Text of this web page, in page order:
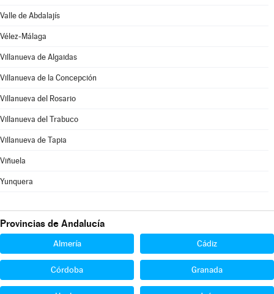
Valle de Abdalajís
Vélez-Málaga
Villanueva de Algaidas
Villanueva de la Concepción
Villanueva del Rosario
Villanueva del Trabuco
Villanueva de Tapia
Viñuela
Yunquera
Provincias de Andalucía
Almería Cádiz
Córdoba Granada